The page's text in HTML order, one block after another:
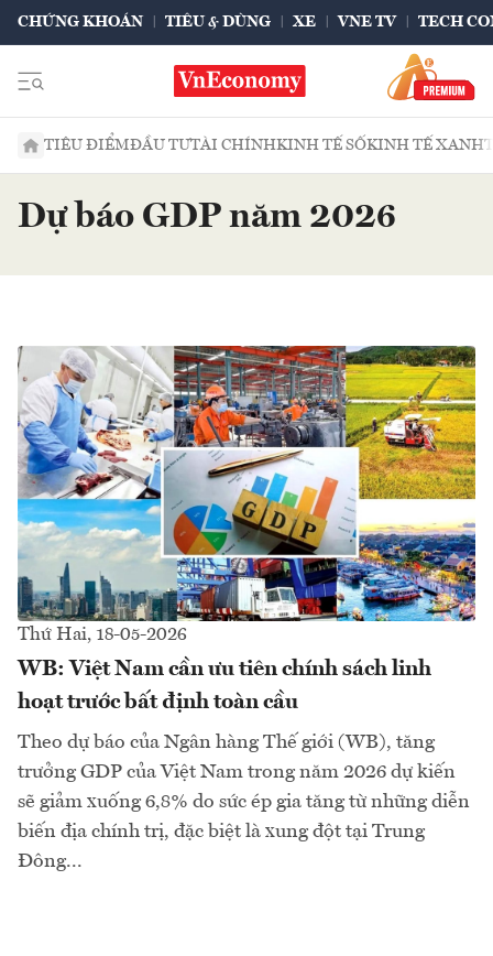
CHỨNG KHOÁN TIÊU & DÙNG XE VNE TV TECH
TIÊU ĐIỂMĐẦU TƯTÀI CHÍNHKINH TẾ SỐKINH TẾ XANH
Dự báo GDP năm 2026
Thứ Hai, 18-05-2026
WB: Việt Nam cần ưu tiên chính sách linh
hoạt trước bất định toàn cầu
Theo dự báo của Ngân hàng Thế giới (WB), tăng
trưởng GDP của Việt Nam trong năm 2026 dự kiến
sẽ giảm xuống 6,8% do sức ép gia tăng từ những diễn
biến địa chính trị, đặc biệt là xung đột tại Trung
Đông...